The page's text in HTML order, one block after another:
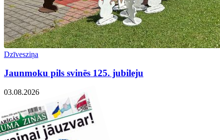
Dzīvesziņa
Jaunmoku pils svinēs 125. jubileju
03.08.2026